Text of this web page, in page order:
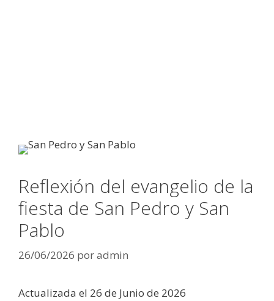
Reflexión del evangelio de la
fiesta de San Pedro y San
Pablo
26/06/2026 poradmin
Actualizada el 26 de Junio de 2026